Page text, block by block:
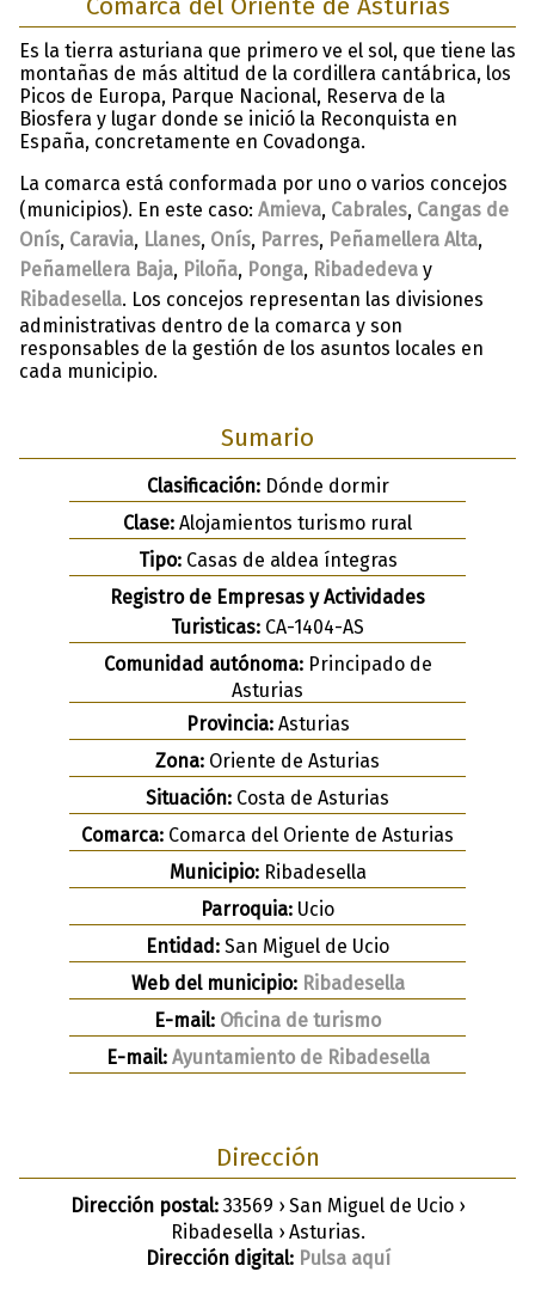
Comarca del Oriente de Asturias
Es la tierra asturiana que primero ve el sol, que tiene las
montañas de más altitud de la cordillera cantábrica, los
Picos de Europa, Parque Nacional, Reserva de la
Biosfera y lugar donde se inició la Reconquista en
España, concretamente en Covadonga.
La comarca está conformada por uno o varios concejos
(municipios). En este caso: Amieva, Cabrales, Cangas de
Onís, Caravia, Llanes, Onís, Parres, Peñamellera Alta,
Peñamellera Baja, Piloña, Ponga, Ribadedeva y
Ribadesella. Los concejos representan las divisiones
administrativas dentro de la comarca y son
responsables de la gestión de los asuntos locales en
cada municipio.
Sumario
Clasificación:Dónde dormir
Clase: Alojamientos turismo rural
Tipo:Casas de aldea íntegras
Registro de Empresas y Actividades
Turisticas: CA-1404-AS
Comunidad autónoma:Principado de
Asturias
Provincia:Asturias
Zona: Oriente de Asturias
Situación: Costa de Asturias
Comarca: Comarca del Oriente de Asturias
Municipio:Ribadesella
Parroquia: Ucio
Entidad: San Miguel de Ucio
Web del municipio: Ribadesella
E-mail: Oficina de turismo
E-mail: Ayuntamiento de Ribadesella
Dirección
Dirección postal: 33569 › San Miguel de Ucio ›
Ribadesella › Asturias.
Dirección digital: Pulsa aquí